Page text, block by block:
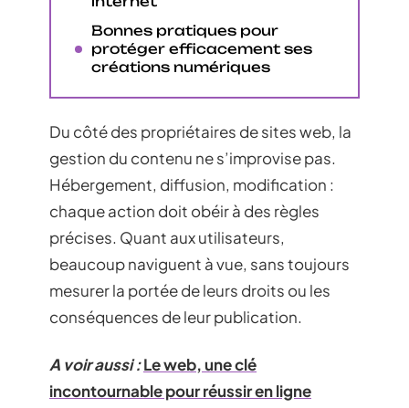
Bonnes pratiques pour
protéger efficacement ses
créations numériques
Du côté des propriétaires de sites web, la
gestion du contenu ne s’improvise pas.
Hébergement, diffusion, modification :
chaque action doit obéir à des règles
précises. Quant aux utilisateurs,
beaucoup naviguent à vue, sans toujours
mesurer la portée de leurs droits ou les
conséquences de leur publication.
A voir aussi :Le web, une clé
incontournable pour réussir en ligne